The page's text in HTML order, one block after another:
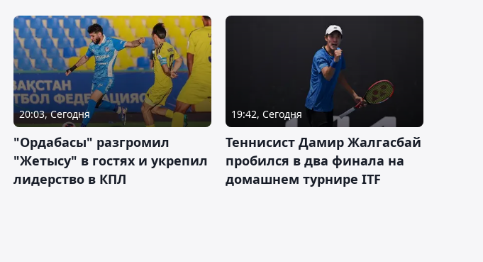
20:03, Сегодня
"Ордабасы" разгромил
"Жетысу" в гостях и укрепил
лидерство в КПЛ
19:42, Сегодня
Теннисист Дамир Жалгасбай
пробился в два финала на
домашнем турнире ITF